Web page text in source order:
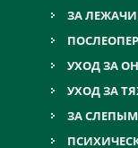
ЗА
УХОД ЗА
УХОД ЗА
ЗА